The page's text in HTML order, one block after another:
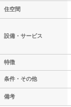
住空間
設備・サービス
特徴
条件・その他
備考